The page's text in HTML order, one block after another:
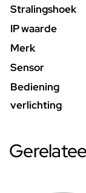
Stralingshoek
IP waarde
Merk
Sensor
Bediening
verlichting